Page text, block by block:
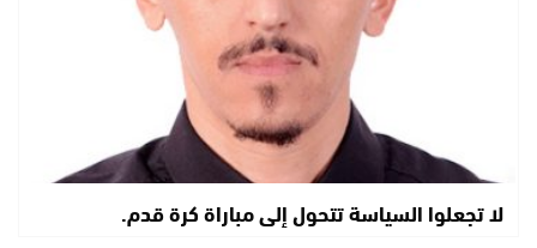
لا تجعلوا السياسة تتحول إلى مباراة كرة قدم.